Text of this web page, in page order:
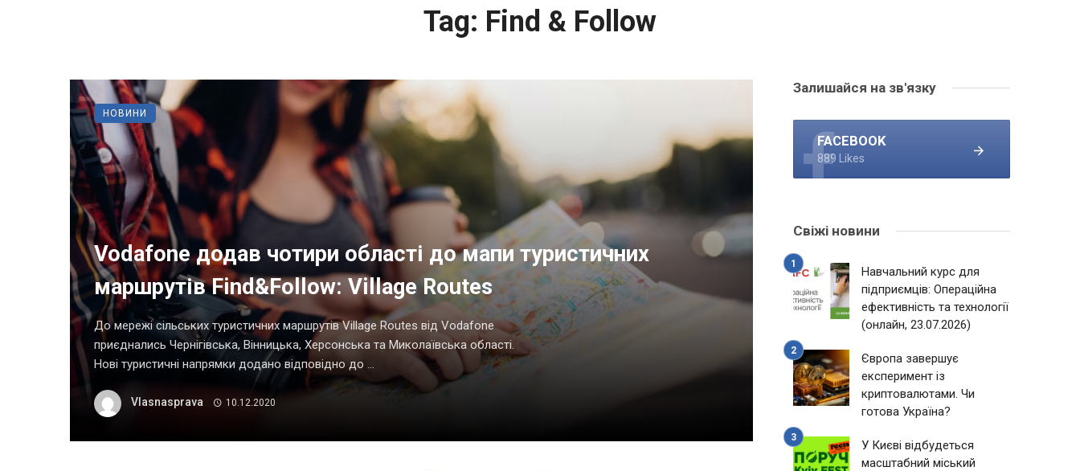
Tag: Find & Follow
Vodafone додав чотири області до мапи туристичних
маршрутів Find&Follow: Village Routes
До мережі сільських туристичних маршрутів Village Routes від Vodafone
приєднались Чернігівська, Вінницька, Херсонська та Миколаївська області.
Нові туристичні напрямки додано відповідно до ...
Vlasnasprava 10.12.2020
НОВИНИ
Залишайся на зв'язку
FACEBOOK
889 Likes
Свіжі новини
Навчальний курс для
підприємців: Операційна
ефективність та технології
(онлайн, 23.07.2026)
Європа завершує
експеримент із
криптовалютами. Чи
готова Україна?
У Києві відбудеться
масштабний міський